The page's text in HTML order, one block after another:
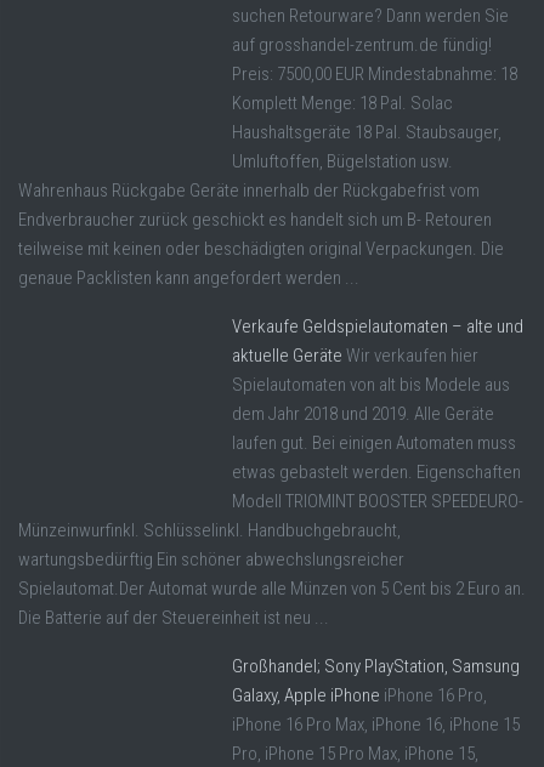
suchen Retourware? Dann werden Sie
auf grosshandel-zentrum.de fündig!
Preis: 7500,00 EUR Mindestabnahme: 18
Komplett Menge: 18 Pal. Solac
Haushaltsgeräte 18 Pal. Staubsauger,
Umluftoffen, Bügelstation usw.
Wahrenhaus Rückgabe Geräte innerhalb der Rückgabefrist vom
Endverbraucher zurück geschickt es handelt sich um B- Retouren
teilweise mit keinen oder beschädigten original Verpackungen. Die
genaue Packlisten kann angefordert werden ...
Verkaufe Geldspielautomaten – alte und
aktuelle Geräte Wir verkaufen hier
Spielautomaten von alt bis Modele aus
dem Jahr 2018 und 2019. Alle Geräte
laufen gut. Bei einigen Automaten muss
etwas gebastelt werden. Eigenschaften
Modell TRIOMINT BOOSTER SPEEDEURO-
Münzeinwurfinkl. Schlüsselinkl. Handbuchgebraucht,
wartungsbedürftig Ein schöner abwechslungsreicher
Spielautomat.Der Automat wurde alle Münzen von 5 Cent bis 2 Euro an.
Die Batterie auf der Steuereinheit ist neu ...
Großhandel; Sony PlayStation, Samsung
Galaxy, Apple iPhone iPhone 16 Pro,
iPhone 16 Pro Max, iPhone 16, iPhone 15
Pro, iPhone 15 Pro Max, iPhone 15,